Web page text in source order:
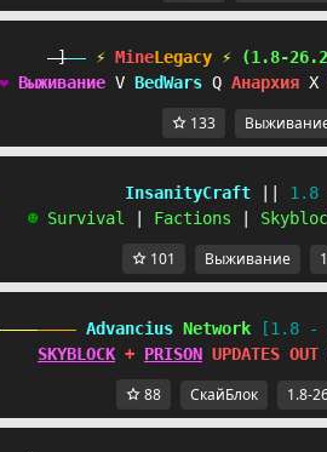
-]-- ⚡ MineLegacy ⚡ (1.8-
❤ Выживание ^ BedWars T Анархия T
133
InsanityCraft
1.8
☻ Survival Factions
101 Выживание
Advancius Network
[1.8 -
SKYBLOCK + PRISON UPDATES OUT
88 СкайБлок 1.8-